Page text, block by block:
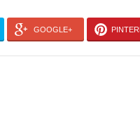
GOOGLE+